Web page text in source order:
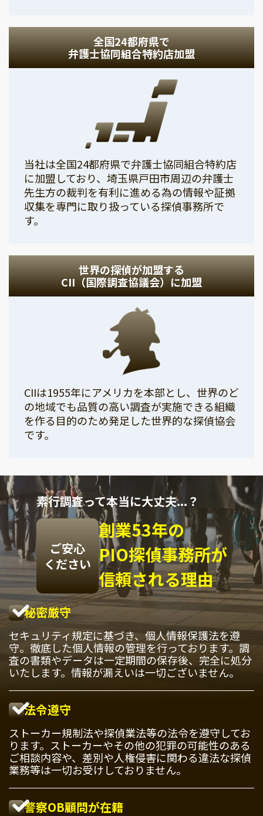
全国24都府県で
弁護士協同組合特約店加盟
当社は全国24都府県で弁護士協同組合特約店
に加盟しており、埼玉県戸田市周辺の弁護士
先生方の裁判を有利に進める為の情報や証拠
収集を専門に取り扱っている探偵事務所で
す。
世界の探偵が加盟する
CII（国際調査協議会）に加盟
CIIは1955年にアメリカを本部とし、世界のど
の地域でも品質の高い調査が実施できる組織
を作る目的のため発足した世界的な探偵協会
です。
素行調査って本当に大丈夫...？
ご安心
ください
創業53年の
PIO探偵事務所が
信頼される理由
秘密厳守
セキュリティ規定に基づき、個人情報保護法を遵
守。徹底した個人情報の管理を行っております。調
査の書類やデータは一定期間の保存後、完全に処分
いたします。情報が漏えいは一切ございません。
法令遵守
ストーカー規制法や探偵業法等の法令を遵守してお
ります。ストーカーやその他の犯罪の可能性のある
ご相談内容や、差別や人権侵害に関わる違法な探偵
業務等は一切お受けしておりません。
警察OB顧問が在籍